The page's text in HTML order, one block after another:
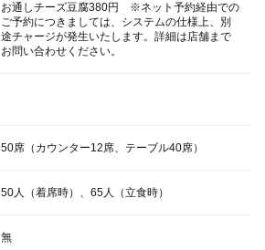
お通しチーズ豆腐380円 ※ネット予約経由での
ご予約につきましては、システムの仕様上、別
途チャージが発生いたします。詳細は店舗まで
お問い合わせください。
50席（カウンター12席、テーブル40席）
50人（着席時）、65人（立食時）
無